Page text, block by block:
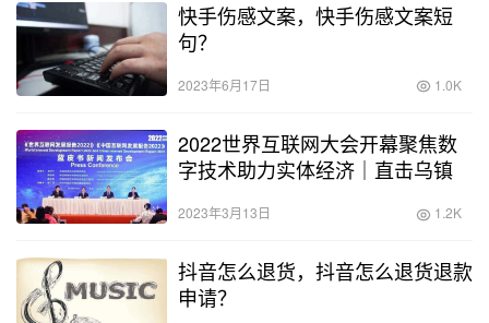
快手伤感文案，快手伤感文案短
句？
2023年6月17日 1.0K
2022世界互联网大会开幕聚焦数
字技术助力实体经济｜直击乌镇
2023年3月13日 1.2K
抖音怎么退货，抖音怎么退货退款
申请？